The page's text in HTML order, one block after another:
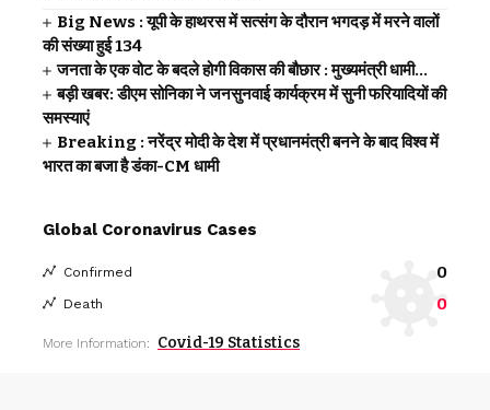
Big News : यूपी के हाथरस में सत्संग के दौरान भगदड़ में मरने वालों
की संख्या हुई 134
जनता के एक वोट के बदले होगी विकास की बौछार : मुख्यमंत्री धामी…
बड़ी खबर: डीएम सोनिका ने जनसुनवाई कार्यक्रम में सुनी फरियादियों की
समस्याएं
Breaking : नरेंद्र मोदी के देश में प्रधानमंत्री बनने के बाद विश्व में
भारत का बजा है डंका-CM धामी
Global Coronavirus Cases
Confirmed 0
Death 0
More Information: Covid-19 Statistics